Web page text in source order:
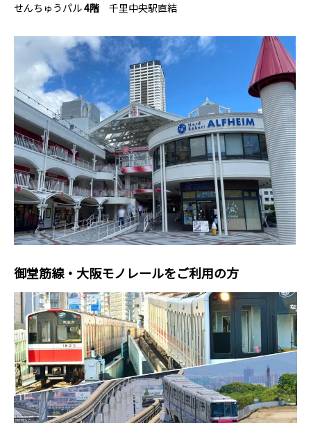
せんちゅうパル4階 千里中央駅直結
御堂筋線・大阪モノレールをご利用の方